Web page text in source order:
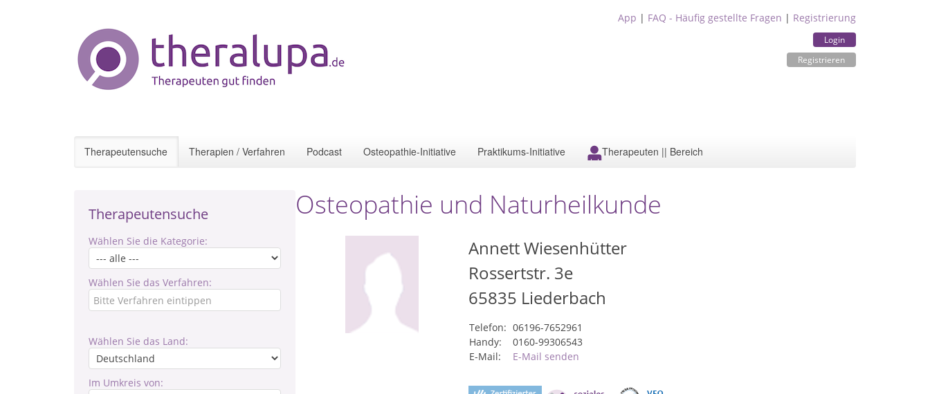
App | FAQ - Häufig gestellte Fragen | Registrierung
Login
Registrieren
Therapeutensuche Therapien / Verfahren Podcast Osteopathie-Initiative Praktikums-Initiative Therapeuten || Bereich
Therapeutensuche
Wählen Sie die Kategorie:
Wählen Sie das Verfahren:
Wählen Sie das Land:
Im Umkreis von:
Osteopathie und Naturheilkunde
Annett Wiesenhütter
Rossertstr. 3e
65835 Liederbach
Telefon: 06196-7652961
Handy:
0160-99306543
E-Mail:
E-Mail senden